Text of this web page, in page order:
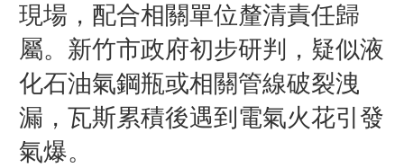
現場，配合相關單位釐清責任歸
屬。 新竹市政府初步研判，疑似液
化石油氣鋼瓶或相關管線破裂洩
漏，瓦斯累積後遇到電氣火花引發
氣爆。